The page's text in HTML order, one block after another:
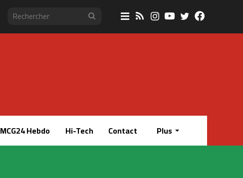
RechercherSidebar
(barre
RSSInstagram
YouTube
Twitter
MCG24 Hebdo Hi-Tech Contact Plus